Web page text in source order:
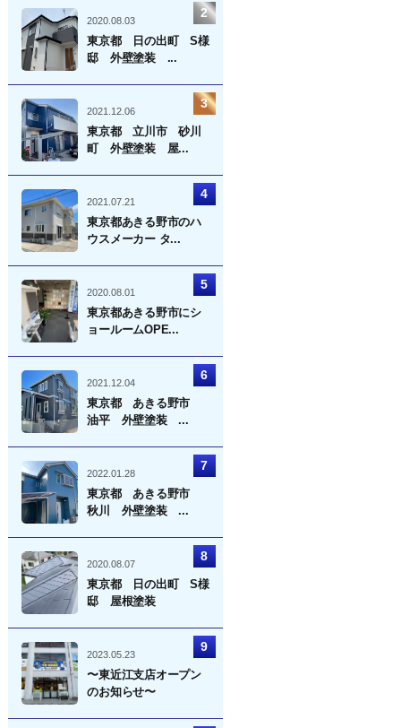
2020.08.03
東京都 日の出町 S様
邸 外壁塗装 ...
2021.12.06
東京都 立川市 砂川
町 外壁塗装 屋...
2021.07.21
東京都あきる野市のハ
ウスメーカー タ...
2020.08.01
東京都あきる野市にシ
ョールームOPE...
2021.12.04
東京都 あきる野市
油平 外壁塗装 ...
2022.01.28
東京都 あきる野市
秋川 外壁塗装 ...
2020.08.07
東京都 日の出町 S様
邸 屋根塗装
2023.05.23
〜東近江支店オープン
のお知らせ〜